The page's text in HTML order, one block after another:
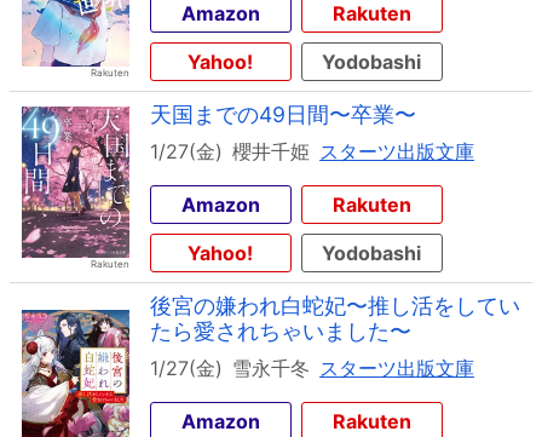
Amazon
Rakuten
Yahoo!
Yodobashi
天国までの49日間〜卒業〜
1/27(金) 櫻井千姫 スターツ出版文庫
Amazon
Rakuten
Yahoo!
Yodobashi
後宮の嫌われ白蛇妃〜推し活をしてい
たら愛されちゃいました〜
1/27(金) 雪永千冬 スターツ出版文庫
Amazon
Rakuten